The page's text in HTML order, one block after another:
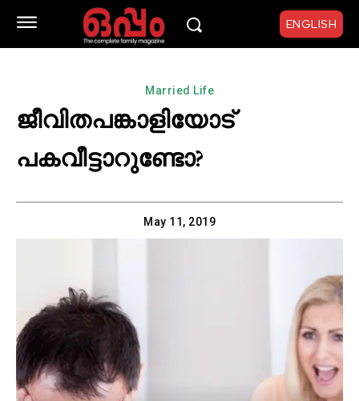
ENGLISH
Married Life
ജീവിതപങ്കാളിയോട്
പകവീട്ടാറുണ്ടോ?
May 11, 2019